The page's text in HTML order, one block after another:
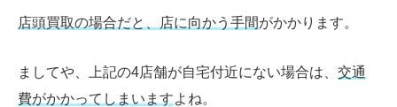
店頭買取の場合だと、 店に向かう手間がかかります。
ましてや、上記の4店舗が自宅付近にない場合は、 交通
費がかかってしまいますよね。